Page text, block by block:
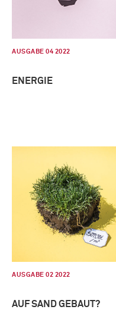
AUSGABE 04 2022
ENERGIE
AUSGABE 02 2022
AUF SAND GEBAUT?